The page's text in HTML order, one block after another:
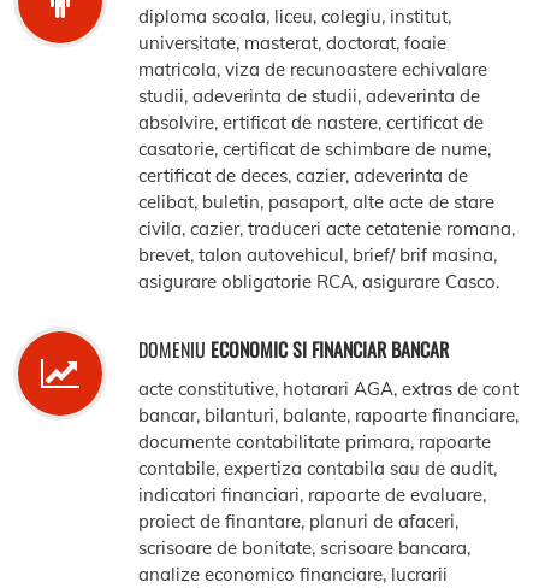
diploma scoala, liceu, colegiu, institut,
universitate, masterat, doctorat, foaie
matricola, viza de recunoastere echivalare
studii, adeverinta de studii, adeverinta de
absolvire, ertificat de nastere, certificat de
casatorie, certificat de schimbare de nume,
certificat de deces, cazier, adeverinta de
celibat, buletin, pasaport, alte acte de stare
civila, cazier, traduceri acte cetatenie romana,
brevet, talon autovehicul, brief/ brif masina,
asigurare obligatorie RCA, asigurare Casco.
DOMENIU ECONOMIC SI FINANCIAR BANCAR
acte constitutive, hotarari AGA, extras de cont
bancar, bilanturi, balante, rapoarte financiare,
documente contabilitate primara, rapoarte
contabile, expertiza contabila sau de audit,
indicatori financiari, rapoarte de evaluare,
proiect de finantare, planuri de afaceri,
scrisoare de bonitate, scrisoare bancara,
analize economico financiare, lucrarii